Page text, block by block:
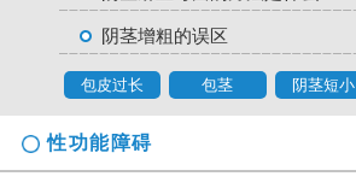
阴茎增粗的误区
包皮过长 包茎 阴茎短小
性功能障碍